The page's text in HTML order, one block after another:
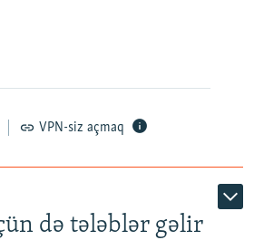
VPN-siz açmaq
də tələblər gəlir